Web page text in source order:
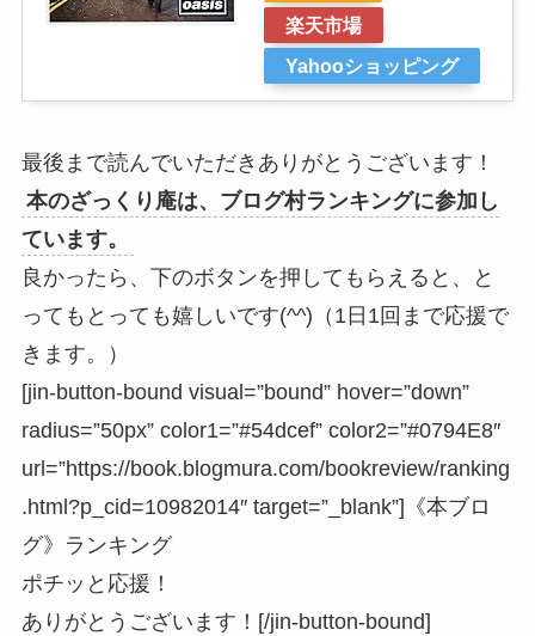
楽天市場
Yahooショッピング
最後まで読んでいただきありがとうございます！
本のざっくり庵は、ブログ村ランキングに参加し
ています。
良かったら、下のボタンを押してもらえると、と
ってもとっても嬉しいです(^^)（1日1回まで応援で
きます。）
[jin-button-bound visual=”bound” hover=”down”
radius=”50px” color1=”#54dcef” color2=”#0794E8″
url=”https://book.blogmura.com/bookreview/ranking
.html?p_cid=10982014″ target=”_blank”]《本ブロ
グ》ランキング
ポチッと応援！
ありがとうございます！[/jin-button-bound]